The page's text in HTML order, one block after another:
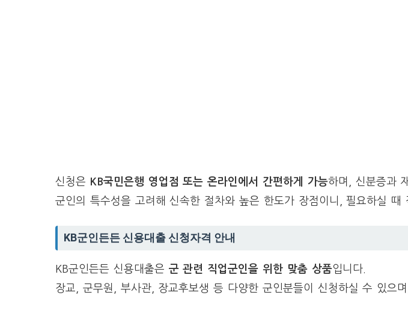
신청은 KB국민은행 영업점 또는 온라인에서 간편하게 가능하며, 신분증과
군인의 특수성을 고려해 신속한 절차와 높은 한도가 장점이니, 필요하실 때
KB군인든든 신용대출 신청자격 안내
KB군인든든 신용대출은 군 관련 직업군인을 위한 맞춤 상품입니다.
장교, 군무원, 부사관, 장교후보생 등 다양한 군인분들이 신청하실 수 있으